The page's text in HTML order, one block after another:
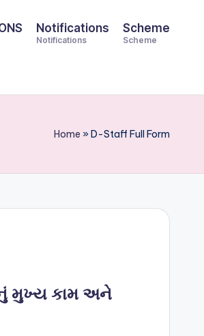
Notifications
Notifications
Scheme
Scheme
Home »D-Staff Full Form
મુખ્ય કામ અને